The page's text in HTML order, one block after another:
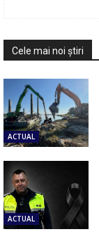
Cele mai noi ştiri
ACTUAL
ACTUAL